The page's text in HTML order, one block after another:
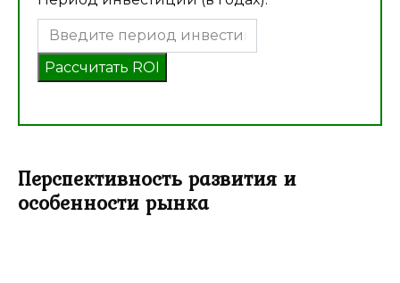
Рассчитать ROI
Перспективность развития и
особенности рынка